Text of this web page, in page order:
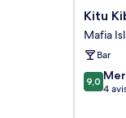
Kitu
Kiblu
Mafia
Island
Kitu
Mafia
Bar
9.0
sur
9,0
4